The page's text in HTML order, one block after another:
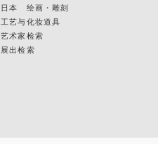
日本 绘画・雕刻
工艺与化妆道具
艺术家检索
展出检索